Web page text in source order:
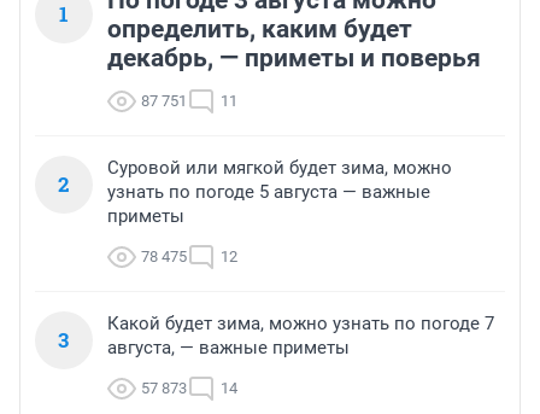
1
определить, каким будет
декабрь, — приметы и поверья
87 751 11
2
Суровой или мягкой будет зима, можно
узнать по погоде 5 августа — важные
приметы
78 475 12
3
Какой будет зима, можно узнать по погоде 7
августа, — важные приметы
57 873 14